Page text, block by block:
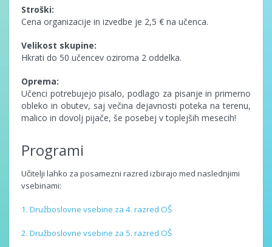
Stroški:
Cena organizacije in izvedbe je 2,5 € na učenca.
Velikost skupine:
Hkrati do 50 učencev oziroma 2 oddelka.
Oprema:
Učenci potrebujejo pisalo, podlago za pisanje in primerno
obleko in obutev, saj večina dejavnosti poteka na terenu,
malico in dovolj pijače, še posebej v toplejših mesecih!
Programi
Učitelji lahko za posamezni razred izbirajo med naslednjimi
vsebinami:
1. Družboslovne vsebine za 4. razred OŠ
2. Družboslovne vsebine za 5. razred OŠ